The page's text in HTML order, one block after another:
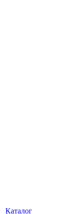
Каталог